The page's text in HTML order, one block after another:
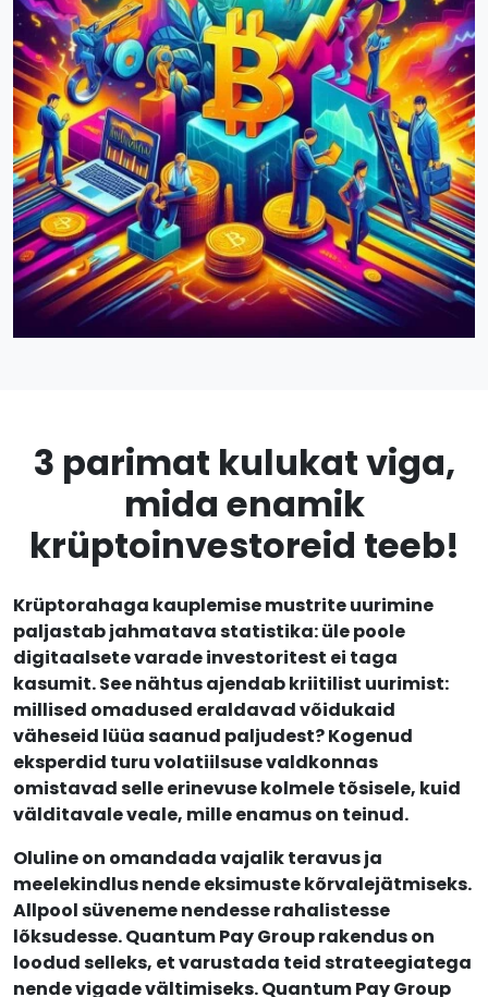
3 parimat kulukat viga,
mida enamik
krüptoinvestoreid teeb!
Krüptorahaga kauplemise mustrite uurimine
paljastab jahmatava statistika: üle poole
digitaalsete varade investoritest ei taga
kasumit. See nähtus ajendab kriitilist uurimist:
millised omadused eraldavad võidukaid
väheseid lüüa saanud paljudest? Kogenud
eksperdid turu volatiilsuse valdkonnas
omistavad selle erinevuse kolmele tõsisele, kuid
välditavale veale, mille enamus on teinud.
Oluline on omandada vajalik teravus ja
meelekindlus nende eksimuste kõrvalejätmiseks.
Allpool süveneme nendesse rahalistesse
lõksudesse. Quantum Pay Group rakendus on
loodud selleks, et varustada teid strateegiatega
nende vigade vältimiseks. Quantum Pay Group